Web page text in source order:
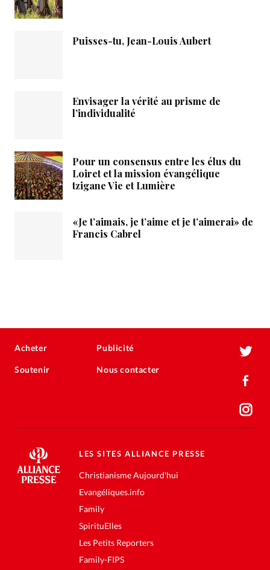
Puisses-tu, Jean-Louis Aubert
Envisager la vérité au prisme de
l’individualité
Pour un consensus entre les élus du
Loiret et la mission évangélique
tzigane Vie et Lumière
«Je t’aimais, je t’aime et je t’aimerai» de
Francis Cabrel
Acheter
Soutenir
Publicité
Nous contacter
LES SITES ALLIANCE PRESSE
Christianisme Aujourd'hui
Evangéliques.info
Family
SpirituElles
Les Petits Reporters
Family-FIPS